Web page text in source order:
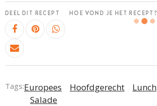
DEEL DIT RECEPT HOE VOND JE HET RECEPT?
Tags:Europees Hoofdgerecht Lunch
Salade